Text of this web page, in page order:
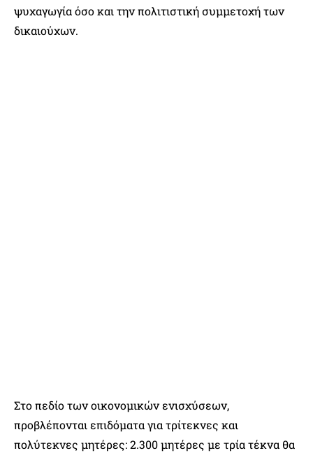
ψυχαγωγία όσο και την πολιτιστική συμμετοχή των
δικαιούχων.
Στο πεδίο των οικονομικών ενισχύσεων,
προβλέπονται επιδόματα για τρίτεκνες και
πολύτεκνες μητέρες: 2.300 μητέρες με τρία τέκνα θα